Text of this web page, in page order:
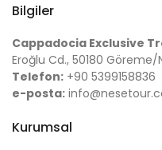
Bilgiler
Cappadocia Exclusive
Eroğlu Cd., 50180
Telefon: +90 5399158836
e-posta:
Kurumsal